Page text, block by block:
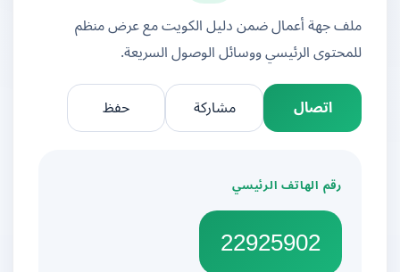
ملف جهة أعمال ضمن دليل الكويت مع عرض منظم
للمحتوى الرئيسي ووسائل الوصول السريعة.
اتصال
مشاركة
رقم الهاتف الرئيسي
22925902